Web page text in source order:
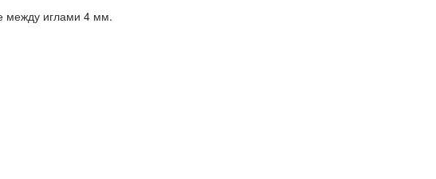
между иглами 4 мм.